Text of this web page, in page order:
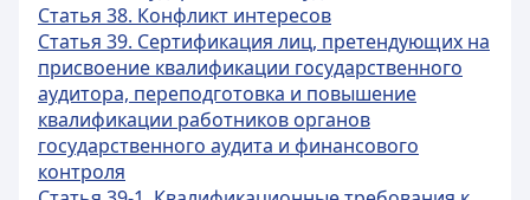
Статья 38. Конфликт интересов
Статья 39. Сертификация лиц, претендующих на
присвоение квалификации государственного
аудитора, переподготовка и повышение
квалификации работников органов
государственного аудита и финансового
контроля